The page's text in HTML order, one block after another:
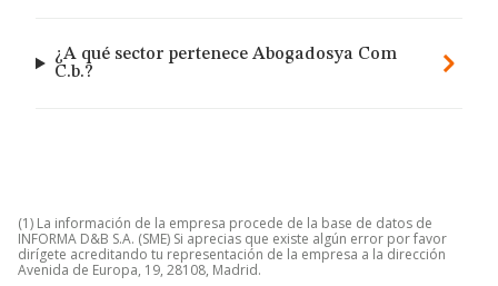
¿A qué sector pertenece Abogadosya Com
C.b.?
(1) La información de la empresa procede de la base de datos de
INFORMA D&B S.A. (SME) Si aprecias que existe algún error por favor
dirígete acreditando tu representación de la empresa a la dirección
Avenida de Europa, 19, 28108, Madrid.